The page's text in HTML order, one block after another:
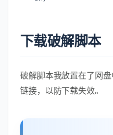
下载破解脚本
破解脚本我放置在了网
链接，以防下载失效。